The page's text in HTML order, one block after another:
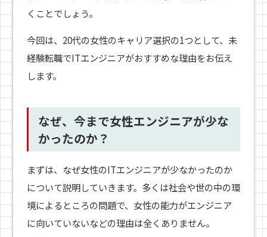
くことでしょう。
今回は、20代の女性のキャリア選択の1つとして、未
経験転職でITエンジニアがおすすめな理由をお伝え
します。
なぜ、今まで女性エンジニアが少な
かったのか？
まずは、なぜ女性のITエンジニアが少なかったのか
について説明していきます。多くは社会や世の中の環
境によるところの問題で、女性の能力がエンジニア
に向いていないなどの理由は全くありません。